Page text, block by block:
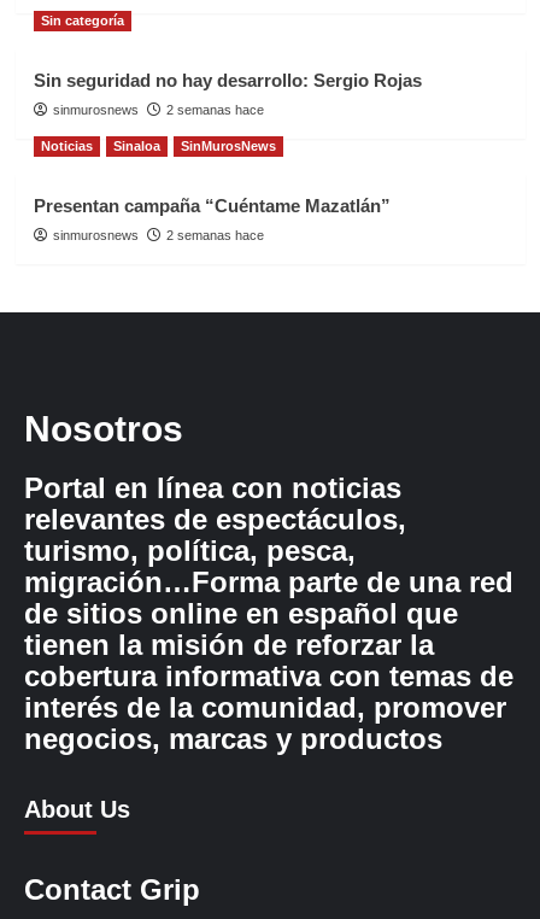
Sin categoría
Sin seguridad no hay desarrollo: Sergio Rojas
sinmurosnews 2 semanas hace
Noticias Sinaloa SinMurosNews
Presentan campaña “Cuéntame Mazatlán”
sinmurosnews 2 semanas hace
Nosotros
Portal en línea con noticias
relevantes de espectáculos,
turismo, política, pesca,
migración…Forma parte de una red
de sitios online en español que
tienen la misión de reforzar la
cobertura informativa con temas de
interés de la comunidad, promover
negocios, marcas y productos
About Us
Contact Grip